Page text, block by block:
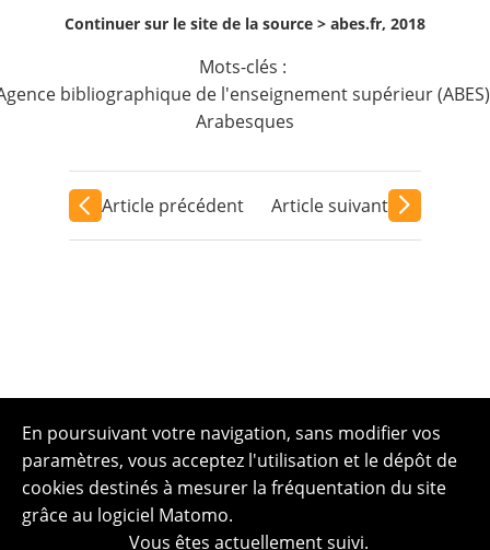
Continuer sur le site de la source > abes.fr, 2018
Mots-clés :
bibliographique de l'enseignement supérieur (ABES)
Arabesques
Article précédent Article suivant
En poursuivant votre navigation, sans modifier vos
paramètres, vous acceptez l'utilisation et le dépôt de
cookies destinés à mesurer la fréquentation du site
grâce au logiciel Matomo.
Vous êtes actuellement suivi.